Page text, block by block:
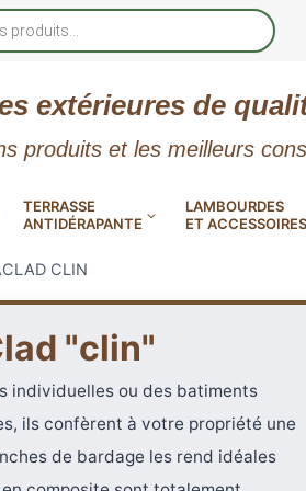
extérieures de
produits et les meilleurs
TERRASSE
ANTIDÉRAPANTE
LAMBOURDES
ET ACCESSOIRES
RÉGLABLES
TERRASSE
DE BARDAGE
« CLIN »
CLIN
"clin"
individuelles ou des batiments
ils confèrent à votre propriété une
de bardage les rend idéales